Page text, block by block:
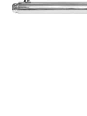
Sisteme duplex / triplex